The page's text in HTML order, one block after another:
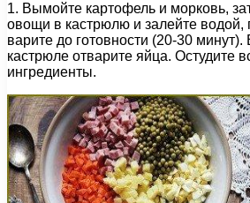
1. Вымойте картофель и морковь,
овощи в кастрюлю и залейте водой,
варите до готовности (20-30 минут).
кастрюле отварите яйца. Остудите
ингредиенты.